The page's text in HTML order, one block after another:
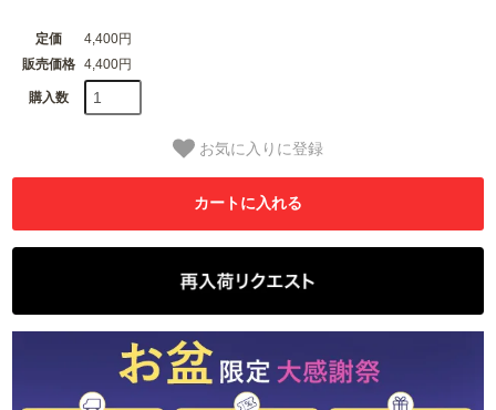
定価
4,400円
販売価格
4,400円
購入数
お気に入りに登録